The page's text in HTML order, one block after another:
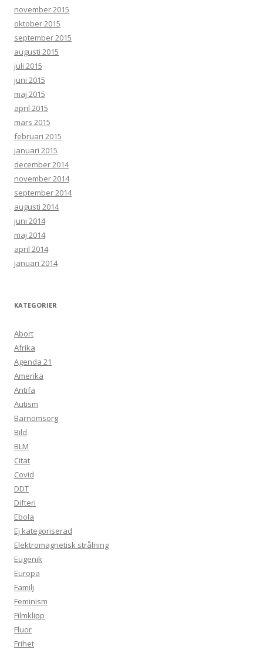
november 2015
oktober 2015
september 2015
augusti 2015
juli 2015
juni 2015
maj 2015
april 2015
mars 2015
februari 2015
januari 2015
december 2014
november 2014
september 2014
augusti 2014
juni 2014
maj 2014
april 2014
januari 2014
KATEGORIER
Abort
Afrika
Agenda 21
Amerika
Antifa
Autism
Barnomsorg
Bild
BLM
Citat
Covid
DDT
Difteri
Ebola
Ej kategoriserad
Elektromagnetisk strålning
Eugenik
Europa
Familj
Feminism
Filmklipp
Fluor
Frihet